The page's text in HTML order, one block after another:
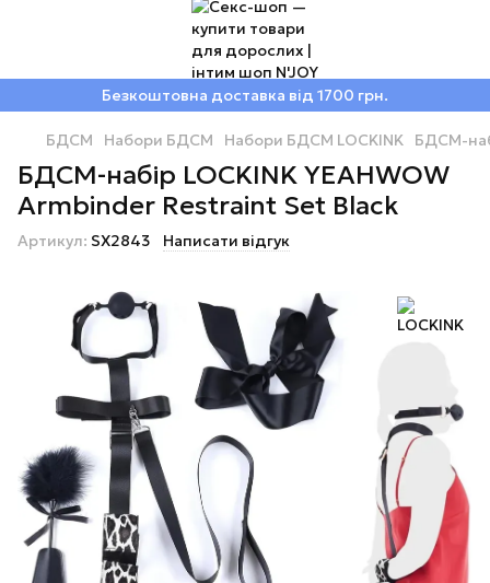
Безкоштовна доставка від 1700 грн.
БДСМ Набори БДСМ Набори БДСМ LOCKINK БДСМ-
БДСМ-набір LOCKINK YEAHWOW
Armbinder Restraint Set Black
Артикул: SX2843 Написати відгук